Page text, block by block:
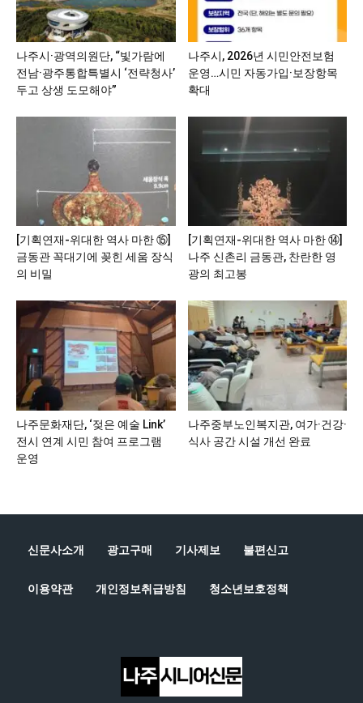
나주시·광역의원단, “빛가람에
전남·광주통합특별시 ‘전략청사’
두고 상생 도모해야”
나주시, 2026년 시민안전보험
운영…시민 자동가입·보장항목
확대
[기획연재-위대한 역사 마한 ⑮]
금동관 꼭대기에 꽂힌 세움 장식
의 비밀
[기획연재-위대한 역사 마한 ⑭]
나주 신촌리 금동관, 찬란한 영
광의 최고봉
나주문화재단, ‘젖은 예술 Link’
전시 연계 시민 참여 프로그램
운영
나주중부노인복지관, 여가·건강·
식사 공간 시설 개선 완료
신문사소개 광고구매 기사제보 불편신고
이용약관 개인정보취급방침 청소년보호정책